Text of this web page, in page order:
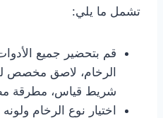
تشمل ما يلي:
قم بتحضير جميع
الرخام، لاصق مخصص
شريط قياس، مطرقة
اختيار نوع الرخام